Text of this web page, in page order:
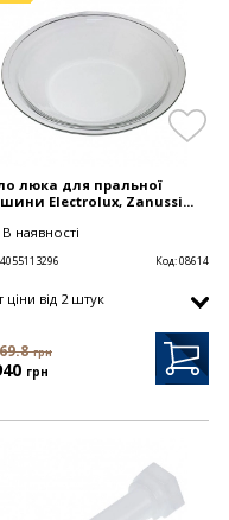
люка для пральної
Electrolux, Zanussi...
В наявності
4055113296 Код:08614
цiни від 2 штук
грн
грн